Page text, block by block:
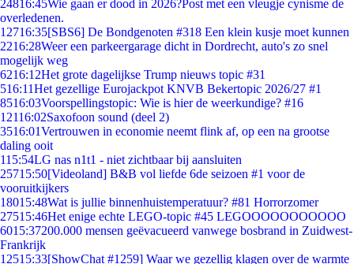
24816:45Wie gaan er dood in 2026?Post met een vleugje cynisme de
overledenen.
12716:35[SBS6] De Bondgenoten #318 Een klein kusje moet kunnen
2216:28Weer een parkeergarage dicht in Dordrecht, auto's zo snel
mogelijk weg
6216:12Het grote dagelijkse Trump nieuws topic #31
516:11Het gezellige Eurojackpot KNVB Bekertopic 2026/27 #1
8516:03Voorspellingstopic: Wie is hier de weerkundige? #16
12116:02Saxofoon sound (deel 2)
3516:01Vertrouwen in economie neemt flink af, op een na grootse
daling ooit
115:54LG nas n1t1 - niet zichtbaar bij aansluiten
25715:50[Videoland] B&B vol liefde 6de seizoen #1 voor de
vooruitkijkers
18015:48Wat is jullie binnenhuistemperatuur? #81 Horrorzomer
27515:46Het enige echte LEGO-topic #45 LEGOOOOOOOOOOO
6015:37200.000 mensen geëvacueerd vanwege bosbrand in Zuidwest-
Frankrijk
12515:33[ShowChat #1259] Waar we gezellig klagen over de warmte